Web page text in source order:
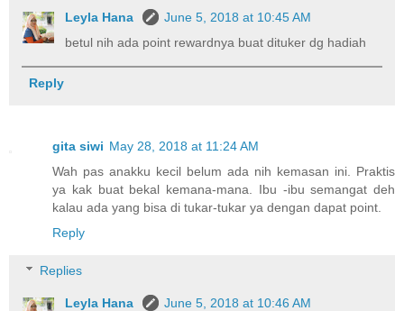
Leyla Hana
June 5, 2018 at 10:45 AM
betul nih ada point rewardnya buat dituker dg hadiah
Reply
gita siwi May 28, 2018 at 11:24 AM
Wah pas anakku kecil belum ada nih kemasan ini. Praktis
ya kak buat bekal kemana-mana. Ibu -ibu semangat deh
kalau ada yang bisa di tukar-tukar ya dengan dapat point.
Reply
Replies
Leyla Hana
June 5, 2018 at 10:46 AM